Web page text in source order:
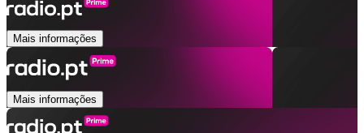
Mais informações
Mais informações